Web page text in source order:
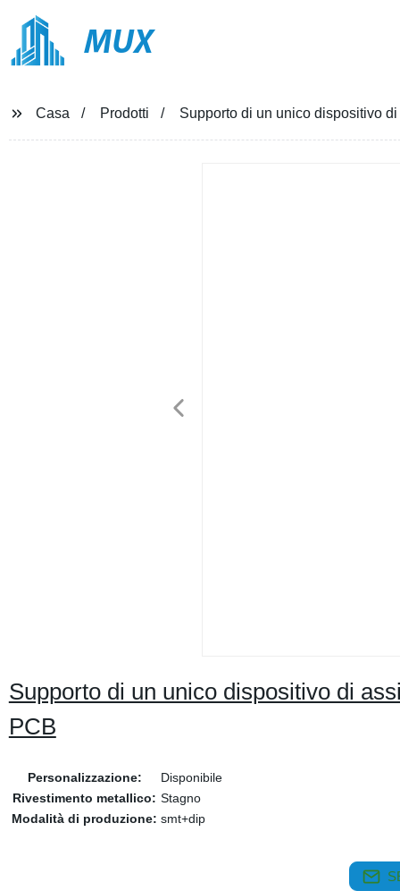
MUX
Casa Prodotti Supporto di un unico dispositivo
Supporto di un unico dispositivo di
PCB
Personalizzazione:
Disponibile
Rivestimento metallico: Stagno
Modalità di produzione: smt+dip